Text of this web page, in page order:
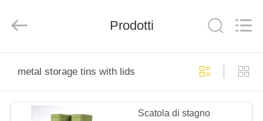
PRODOTTI
trading
Rights
Prodotti
metal storage tins with lids
Scatola di stagno